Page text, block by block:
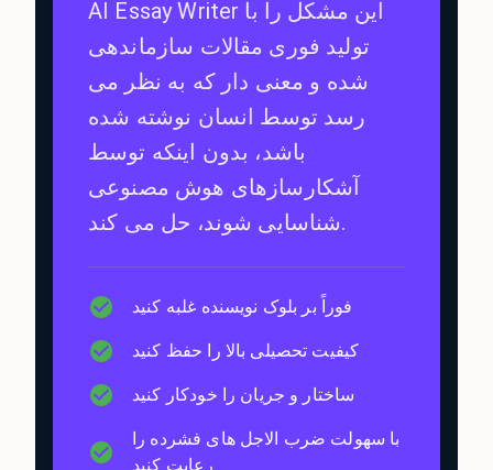
AI Essay Writer این مشکل را با
تولید فوری مقالات سازماندهی
شده و معنی دار که به نظر می
رسد توسط انسان نوشته شده
باشد، بدون اینکه توسط
آشکارسازهای هوش مصنوعی
شناسایی شوند، حل می کند.
فوراً بر بلوک نویسنده غلبه کنید
کیفیت تحصیلی بالا را حفظ کنید
ساختار و جریان را خودکار کنید
با سهولت ضرب الاجل های فشرده را
رعایت کنید